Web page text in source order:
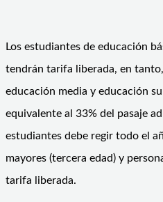
Los estudiantes de educación
tendrán tarifa liberada, en
educación media y educación
equivalente al 33% del pasaje
estudiantes debe regir todo el
mayores (tercera edad) y
tarifa liberada.